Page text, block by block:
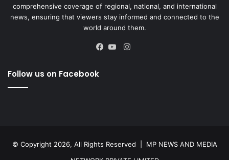
comprehensive coverage of regional, national, and international
news, ensuring that viewers stay informed and connected to the
world around them.
Instagram
Follow us on Facebook
© Copyright 2026, All Rights Reserved | MP NEWS AND MEDIA